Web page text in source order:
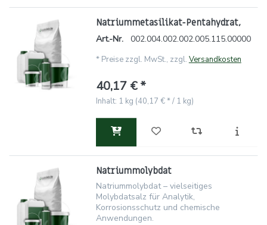
Natriummetasilikat-Pentahydrat,
Art.-Nr. 002.004.002.002.005.115.00000
* Preise zzgl. MwSt., zzgl. Versandkosten
40,17 € *
Inhalt: 1 kg (40,17 € * / 1 kg)
Natriummolybdat
Natriummolybdat – vielseitiges
Molybdatsalz für Analytik,
Korrosionsschutz und chemische
Anwendungen.